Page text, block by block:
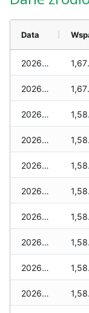
Data
2026-08-06
2026-08-05
2026-08-04
2026-08-03
2026-08-02
2026-08-01
2026-07-31
2026-07-29
2026-07-28
2026-07-27